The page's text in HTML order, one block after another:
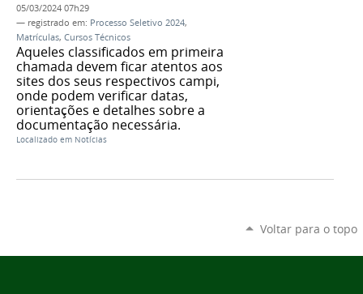
05/03/2024 07h29
— registrado em: Processo Seletivo 2024,
Matrículas, Cursos Técnicos
Aqueles classificados em primeira
chamada devem ficar atentos aos
sites dos seus respectivos campi,
onde podem verificar datas,
orientações e detalhes sobre a
documentação necessária.
Localizado em Notícias
Voltar para o topo